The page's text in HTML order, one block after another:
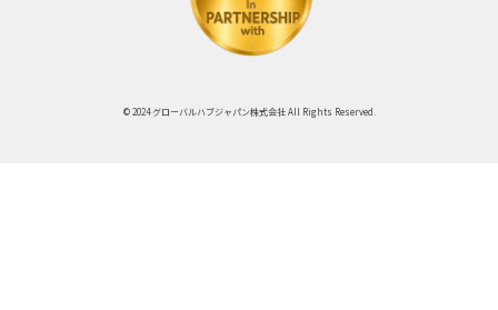
© 2024 グローバルハブジャパン株式会社 All Rights Reserved.